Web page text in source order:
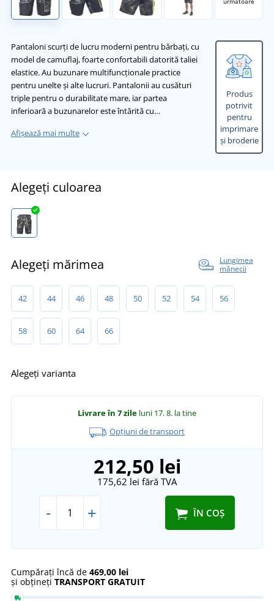
Pantaloni scurți de lucru moderni pentru bărbați, cu
model de camuflaj, foarte confortabili datorită taliei
elastice. Au buzunare multifuncționale practice
pentru unelte și alte lucruri. Pantalonii au cusături
triple pentru o durabilitate mare, iar partea
inferioară a buzunarelor este întărită cu…
Afișează mai multe
Produs
potrivit
pentru
imprimare
și broderie
Alegeți culoarea
Alegeți mărimea
Lungimea
mânecii
42 44 46 48 50 52 54 56
58 60 64 66
Alegeți varianta
Livrare în 7 zile luni 17. 8. la tine
Opțiuni de transport
212,50 lei
175,62 lei fără TVA
- + ÎN COȘ
Cumpărați încă de 469,00 lei
și obțineți TRANSPORT GRATUIT